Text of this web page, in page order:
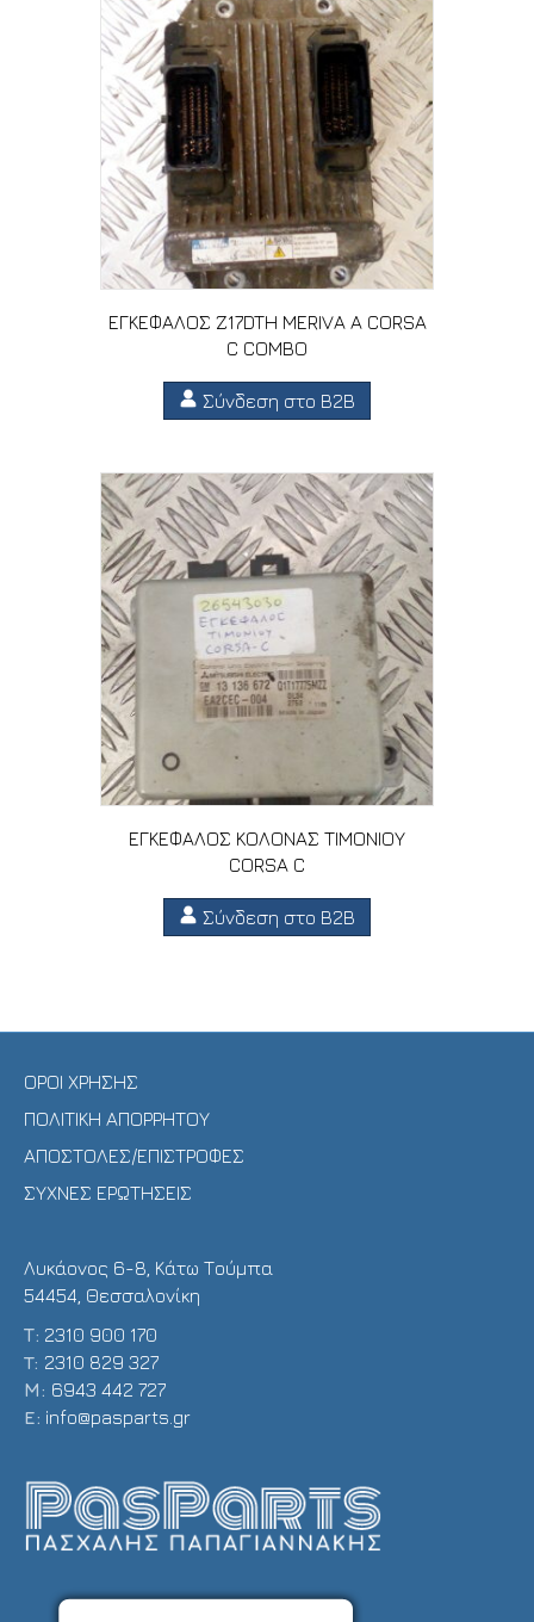
ΕΓΚΕΦΑΛΟΣ Z17DTH MERIVA A CORSA
C COMBO
Σύνδεση στο B2B
ΕΓΚΕΦΑΛΟΣ ΚΟΛΟΝΑΣ ΤΙΜΟΝΙΟΥ
CORSA C
Σύνδεση στο B2B
ΟΡΟΙ ΧΡΗΣΗΣ
ΠΟΛΙΤΙΚΗ ΑΠΟΡΡΗΤΟΥ
ΑΠΟΣΤΟΛΕΣ/ΕΠΙΣΤΡΟΦΕΣ
ΣΥΧΝΕΣ ΕΡΩΤΗΣΕΙΣ
Λυκάονος 6-8, Κάτω Τούμπα
54454, Θεσσαλονίκη
Τ: 2310 900 170
T: 2310 829 327
Μ: 6943 442 727
E: info@pasparts.gr